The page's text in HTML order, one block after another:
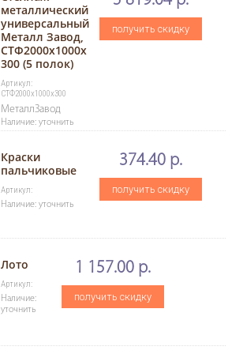
металлический
универсальный
Металл Завод,
СТФ2000х1000х
300 (5 полок)
Артикул:
СТФ2000х1000х300
МеталлЗавод
Наличие: уточнить
получить скидку
Краски
пальчиковые
Артикул:
Наличие: уточнить
374.40 р.
получить скидку
Лото
Артикул:
Наличие:
уточнить
1 157.00 р.
получить скидку